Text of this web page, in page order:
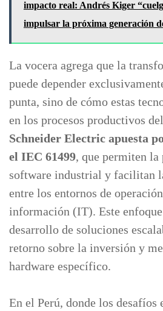
impacto real: Andrés Kiger
impulsar la próxima generación
La vocera agrega que la
puede depender
punta, sino de cómo estas
en los procesos productivos
Schneider Electric apuesta
el IEC 61499, que permiten
software industrial y facilitan
entre los entornos de
información (IT). Este
desarrollo de soluciones
retorno sobre la inversión y
hardware específico.
En el Perú, donde los desafíos